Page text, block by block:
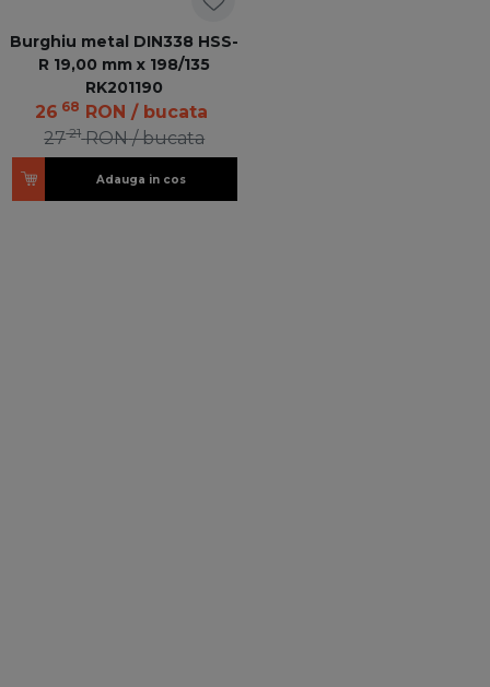
Burghiu metal DIN338 HSS-
R 19,00 mm x 198/135
RK201190
26 68 RON / bucata
2721 RON / bucata
Adauga in cos